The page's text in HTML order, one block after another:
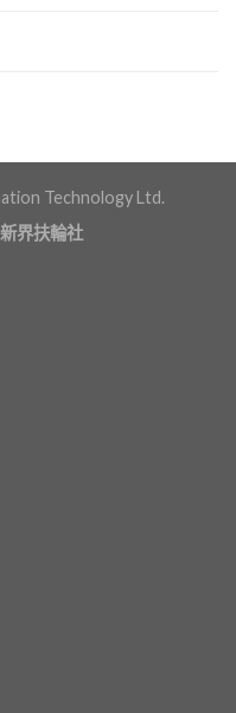
Technology Ltd.
新界扶輪社